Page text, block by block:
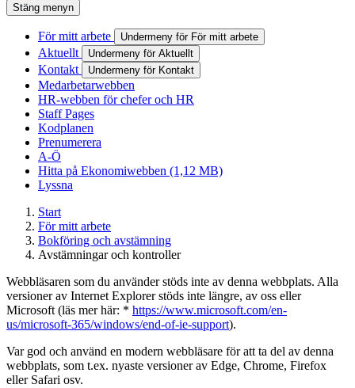
Stäng menyn
För mitt arbete Undermeny för För mitt arbete
Aktuellt Undermeny för Aktuellt
Kontakt Undermeny för Kontakt
Medarbetarwebben
HR-webben för chefer och HR
Staff Pages
Kodplanen
Prenumerera
A-Ö
Hitta på Ekonomiwebben (1,12 MB)
Lyssna
Start
För mitt arbete
Bokföring och avstämning
Avstämningar och kontroller
Webbläsaren som du använder stöds inte av denna webbplats. Alla
versioner av Internet Explorer stöds inte längre, av oss eller
Microsoft (läs mer här: * https://www.microsoft.com/en-
us/microsoft-365/windows/end-of-ie-support).
Var god och använd en modern webbläsare för att ta del av denna
webbplats, som t.ex. nyaste versioner av Edge, Chrome, Firefox
eller Safari osv.